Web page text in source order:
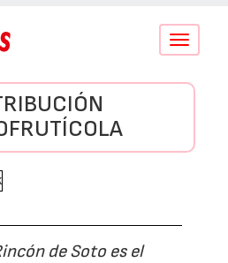
Conmutar
de Soto es el